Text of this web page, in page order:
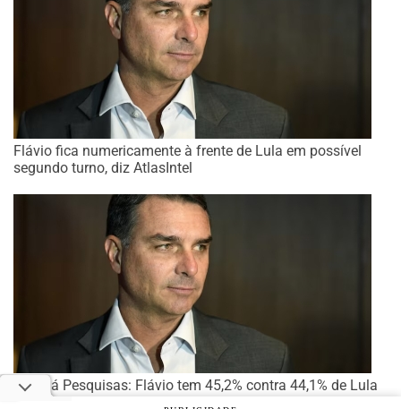
Flávio fica numericamente à frente de Lula em possível
segundo turno, diz AtlasIntel
Paraná Pesquisas: Flávio tem 45,2% contra 44,1% de Lula
no 2º turno